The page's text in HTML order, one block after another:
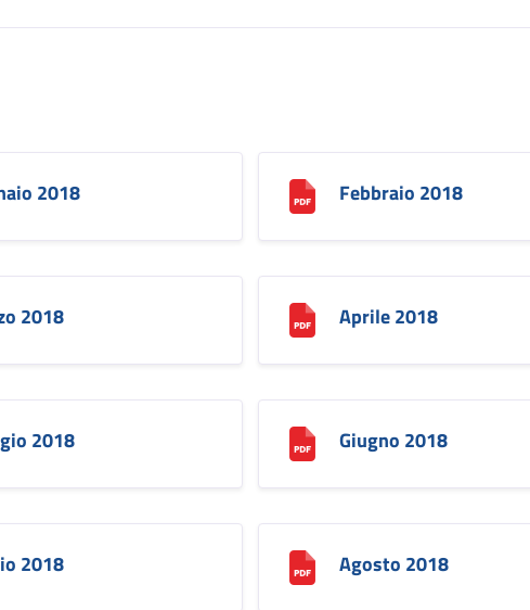
2018 Febbraio 2018
2018 Aprile 2018
2018 Giugno 2018
2018 Agosto 2018